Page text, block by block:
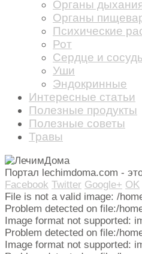
Органы
Органы
Психические
Рот
Сердце и
Уши
Эндокринные
Интересные статьи
Полезные продукты
Полезные советы
Травы
Портал lechimdoma.com -
Facebook Twitter Google+ OK
File is not a valid image: /
Problem detected on file:/
Image format not supported:
Problem detected on file:/
Image format not supported: